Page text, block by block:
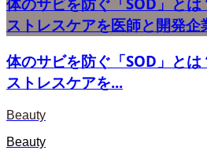
ストレスケアを医師と開発企
体のサビを防ぐ「SOD」と
ストレスケアを...
Beauty
Beauty